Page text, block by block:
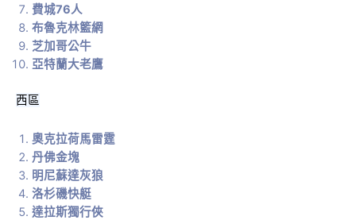
費城76人
布魯克林籃網
芝加哥公牛
亞特蘭大老鷹
西區
奧克拉荷馬雷霆
丹佛金塊
明尼蘇達灰狼
洛杉磯快艇
達拉斯獨行俠